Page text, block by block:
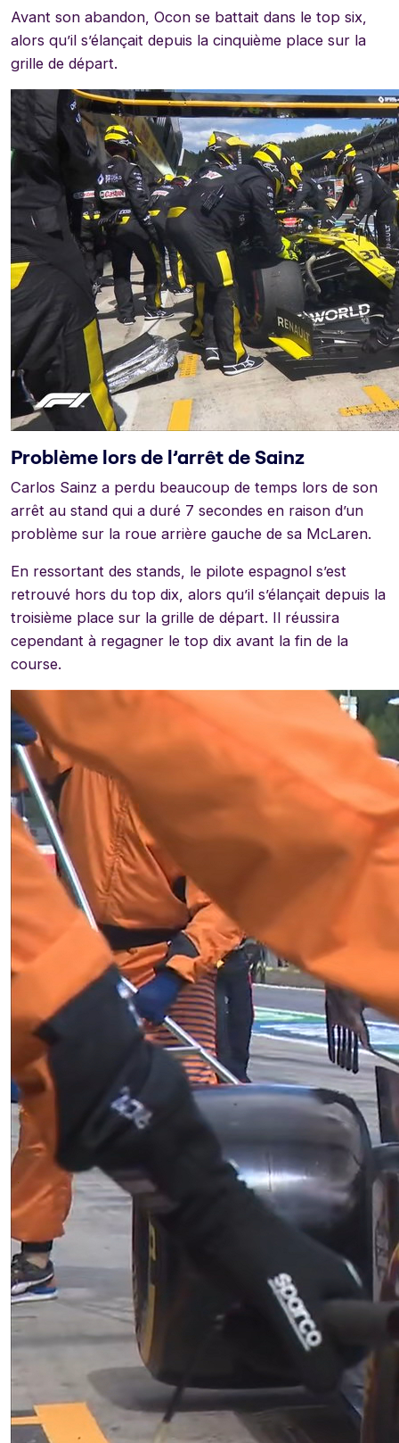
Avant son abandon, Ocon se battait dans le top six,
alors qu’il s’élançait depuis la cinquième place sur la
grille de départ.
Problème lors de l’arrêt de Sainz
Carlos Sainz a perdu beaucoup de temps lors de son
arrêt au stand qui a duré 7 secondes en raison d’un
problème sur la roue arrière gauche de sa McLaren.
En ressortant des stands, le pilote espagnol s’est
retrouvé hors du top dix, alors qu’il s’élançait depuis la
troisième place sur la grille de départ. Il réussira
cependant à regagner le top dix avant la fin de la
course.